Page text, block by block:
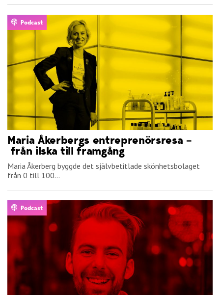
Podcast
Maria Åkerbergs entreprenörsresa –
från ilska till framgång
Maria Åkerberg byggde det självbetitlade skönhetsbolaget
från 0 till 100...
Podcast